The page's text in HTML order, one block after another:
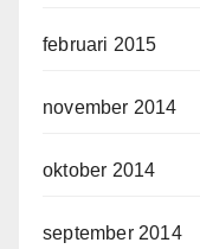
februari 2015
november 2014
oktober 2014
september 2014